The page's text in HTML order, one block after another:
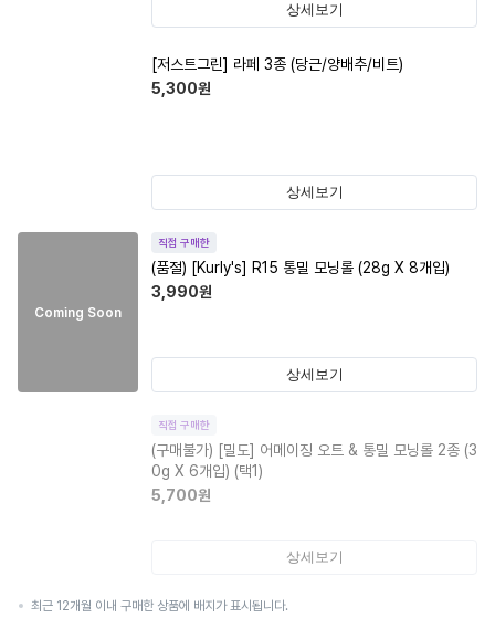
상세보기
[저스트그린] 라페 3종 (당근/양배추/비트)
5,300원
상세보기
Coming Soon
직접 구매한
(품절) [Kurly's] R15 통밀 모닝롤 (28g X 8개입)
3,990원
상세보기
직접 구매한
(구매불가) [밀도] 어메이징 오트 & 통밀 모닝롤 2종 (3
0g X 6개입) (택1)
5,700원
상세보기
최근 12개월 이내 구매한 상품에 배지가 표시됩니다.